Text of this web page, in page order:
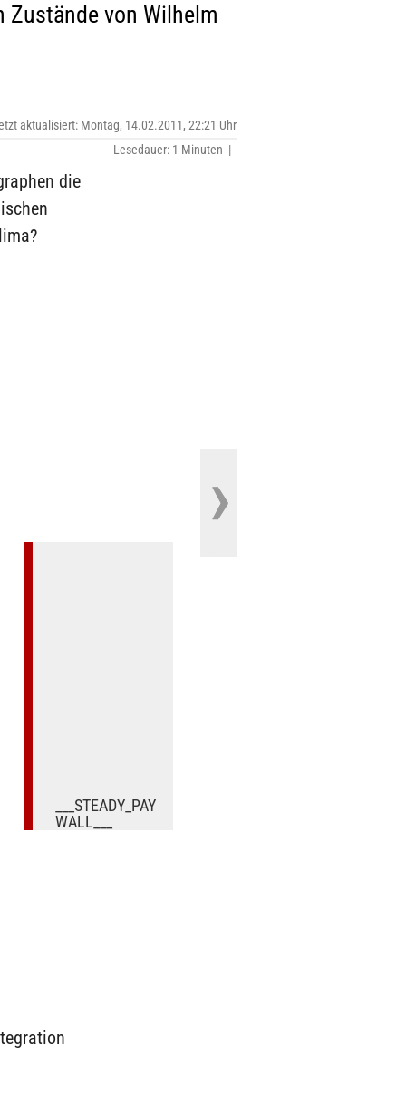
Zustände von Wilhelm
aktualisiert: Montag, 14.02.2011, 22:21 Uhr
Lesedauer: 1 Minuten |
die
___STEADY_PAY
WALL___